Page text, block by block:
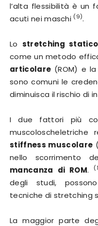
l’alta flessibilità è un
acuti nei maschi (9).
Lo stretching statico
come un metodo
articolare (ROM) e la
sono comuni le
diminuisca il rischio di
I due fattori più
muscoloscheletriche
stiffness muscolare
nello scorrimento
mancanza di ROM.
degli studi,
tecniche di stretching
La maggior parte